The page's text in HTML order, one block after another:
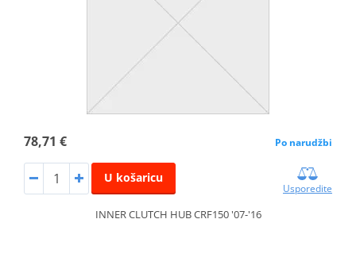
78,71 € Po narudžbi
U košaricu
Usporedite
INNER CLUTCH HUB CRF150 '07-'16